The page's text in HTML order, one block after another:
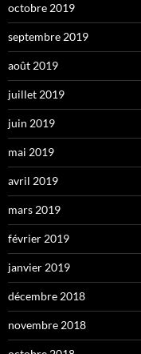
octobre 2019
septembre 2019
août 2019
juillet 2019
juin 2019
mai 2019
avril 2019
mars 2019
février 2019
janvier 2019
décembre 2018
novembre 2018